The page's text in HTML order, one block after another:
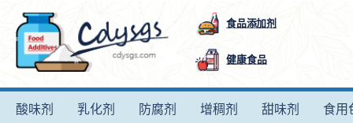
食品添加剂
健康食品
酸味剂 乳化剂 防腐剂 增稠剂 甜味剂 食用